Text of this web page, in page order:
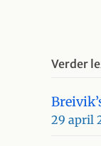
Verder
29 april